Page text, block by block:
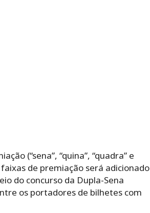
(“sena”, “quina”, “quadra” e
de premiação será adicionado
do concurso da Dupla-Sena
os portadores de bilhetes com